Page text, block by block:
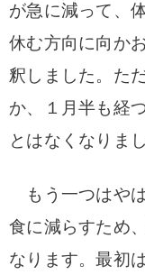
が急に減って、
休む方向に向か
釈しました。た
か、１月半も経
とはなくなりまし
もう一つはや
食に減らすため
なります。最初